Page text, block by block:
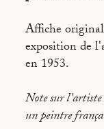
Affiche
exposition de
en 1953.
Note sur
un peintre